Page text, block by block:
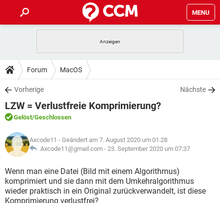
MENU
ANDROID
WINDOWS 10
WHATSAPP TIKTOK
FACEBOOK
TIPPS & TRICKS
SPIELE
WINDOWS 10
WHATSAPP
FACEBOOK HARDWARE
DOWNLOADS
SPIELE STREAMING
ANDROID
WINDOWS 10 INSTAGRAM
WHATSAPP
FACEBOOK HARDWARE
FORUM
SPIELE
ANDROID IOS
WHATSAPP TIKTOK
FACEBOOK
LEXIKON
SPIELE
ANDROID IOS
WINDOWS 10 INSTAGRAM
Forum MacOS
Vorherige Nächste
LZW = Verlustfreie Komprimierung?
Gelöst/Geschlossen
Axcode11 - Geändert am 7. August 2020 um 01:28
Axcode11@gmail.com - 23. September 2020 um 07:37
Wenn man eine Datei (Bild mit einem Algorithmus)
komprimiert und sie dann mit dem Umkehralgorithmus
wieder praktisch in ein Original zurückverwandelt, ist diese
Komprimierung verlustfrei?